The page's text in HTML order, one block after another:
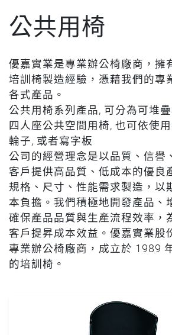
公共用椅
優嘉實業是專業辦公椅廠商，擁
培訓椅製造經驗，憑藉我們的專
各式產品。
公共用椅系列產品, 可分為可堆
四人座公共空間用椅, 也可依使
輪子, 或者寫字板
公司的經營理念是以品質、信譽
客戶提供高品質、低成本的優良
規格、尺寸、性能需求製造，以
本負擔。我們積極地開發產品、
確保產品品質與生產流程效率，
客戶提昇成本效益。優嘉實業股
專業辦公椅廠商，成立於 1989
的培訓椅。